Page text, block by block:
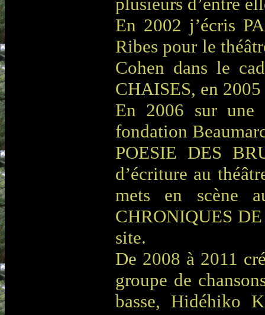
En 2002 j’écris
Ribes pour le
Cohen dans le
CHAISES, en
En 2006 sur une
fondation
POESIE DES
d’écriture au
mets en scène
CHRONIQUES
site.
De 2008 à 2011
groupe de
basse, Hidéhiko